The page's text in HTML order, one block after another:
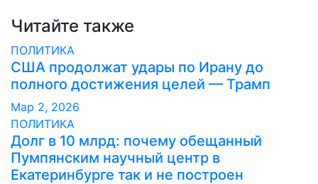
записям
Читайте также
ПОЛИТИКА
США продолжат удары по Ирану до
полного достижения целей — Трамп
Мар 2, 2026
ПОЛИТИКА
Долг в 10 млрд: почему обещанный
Пумпянским научный центр в
Екатеринбурге так и не построен